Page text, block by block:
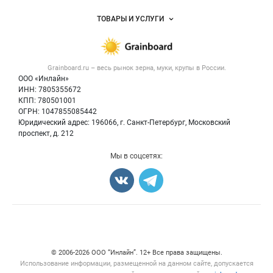
Grainboard.ru – весь рынок зерна, муки, крупы в России.
ООО «Инлайн»
ИНН: 7805355672
КПП: 780501001
ОГРН: 1047855085442
Юридический адрес: 196066, г. Санкт-Петербург, Московский
проспект, д. 212
Размещение рекламы
Публичная оферта
Контактная информация
Политика обработки персональных данных
Объявления
Новости рынка
ТОВАРЫ И УСЛУГИ
Крупы
Мука
Мы в соцсетях:
© 2006‑2026 ООО “Инлайн”. 12+ Все права защищены.
Использование информации, размещенной на данном сайте, допускается